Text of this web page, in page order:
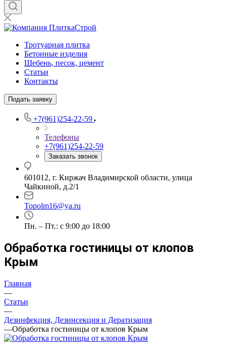
Тротуарная плитка
Бетонные изделия
Щебень, песок, цемент
Статьи
Контакты
Подать заявку
+7(961)254-22-59
Телефоны
+7(961)254-22-59
Заказать звонок
601012, г. Киржач Владимирской области, улица
Чайкиной, д.2/1
Topolm16@ya.ru
Пн. – Пт.: с 9:00 до 18:00
Обработка гостиницы от клопов
Крым
Главная
—
Статьи
—
Дезинфекция, Дезинсекция и Дератизация
—Обработка гостиницы от клопов Крым